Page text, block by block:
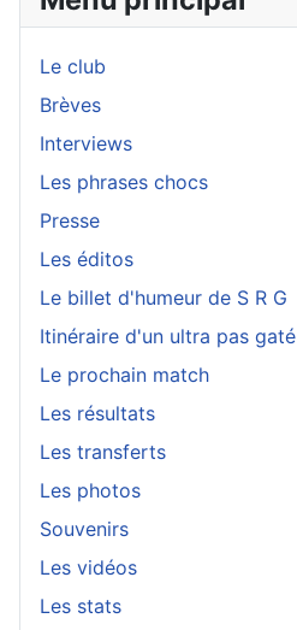
Le club
Brèves
Interviews
Les phrases chocs
Presse
Les éditos
Le billet d'humeur de S R G
Itinéraire d'un ultra pas gaté
Le prochain match
Les résultats
Les transferts
Les photos
Souvenirs
Les vidéos
Les stats